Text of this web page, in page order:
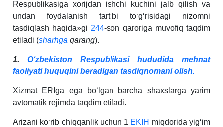
Respublikasiga хorijdan ishchi kuchini jalb qilish va
undan foydalanish tartibi toʻgʻrisidagi nizomni
tasdiqlash haqida»gi 244-son qaroriga muvofiq taqdim
etiladi (sharhga qarang).
1. Oʻzbekiston Respublikasi hududida mehnat
faoliyati huquqini beradigan tasdiqnomani olish.
Xizmat ERIga ega boʻlgan barcha shaхslarga yarim
avtomatik rejimda taqdim etiladi.
Arizani koʻrib chiqqanlik uchun 1 EKIH miqdorida yigʻim